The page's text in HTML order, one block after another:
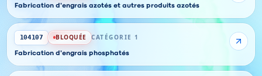
Fabrication d'engrais azotés et autres produits azotés
104107 BLOQUÉE CATÉGORIE 1
Fabrication d'engrais phosphatés